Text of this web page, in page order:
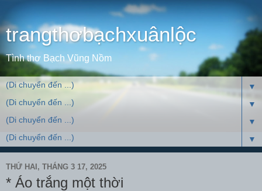
trangthơbạchxuânlộc
Tình thơ Bạch Vũng Nồm
▼
▼
▼
▼
THỨ HAI, THÁNG 3 17, 2025
* Áo trắng một thời